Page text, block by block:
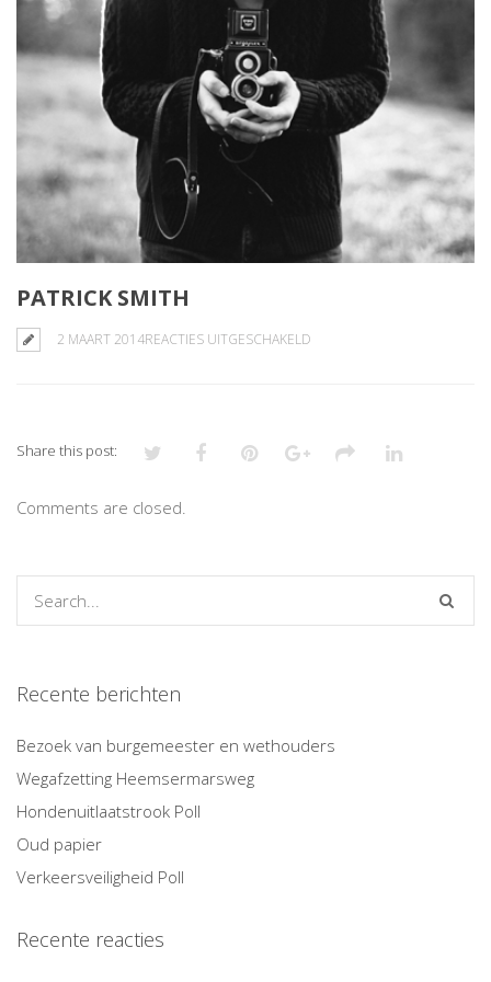
PATRICK SMITH
2 MAART 2014REACTIES UITGESCHAKELD
Share this post:
Comments are closed.
Recente berichten
Bezoek van burgemeester en wethouders
Wegafzetting Heemsermarsweg
Hondenuitlaatstrook Poll
Oud papier
Verkeersveiligheid Poll
Recente reacties